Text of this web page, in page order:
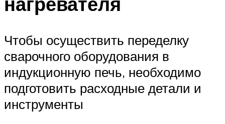
Чтобы осуществить переделку
сварочного оборудования в
индукционную печь, необходимо
подготовить расходные детали и
инструменты